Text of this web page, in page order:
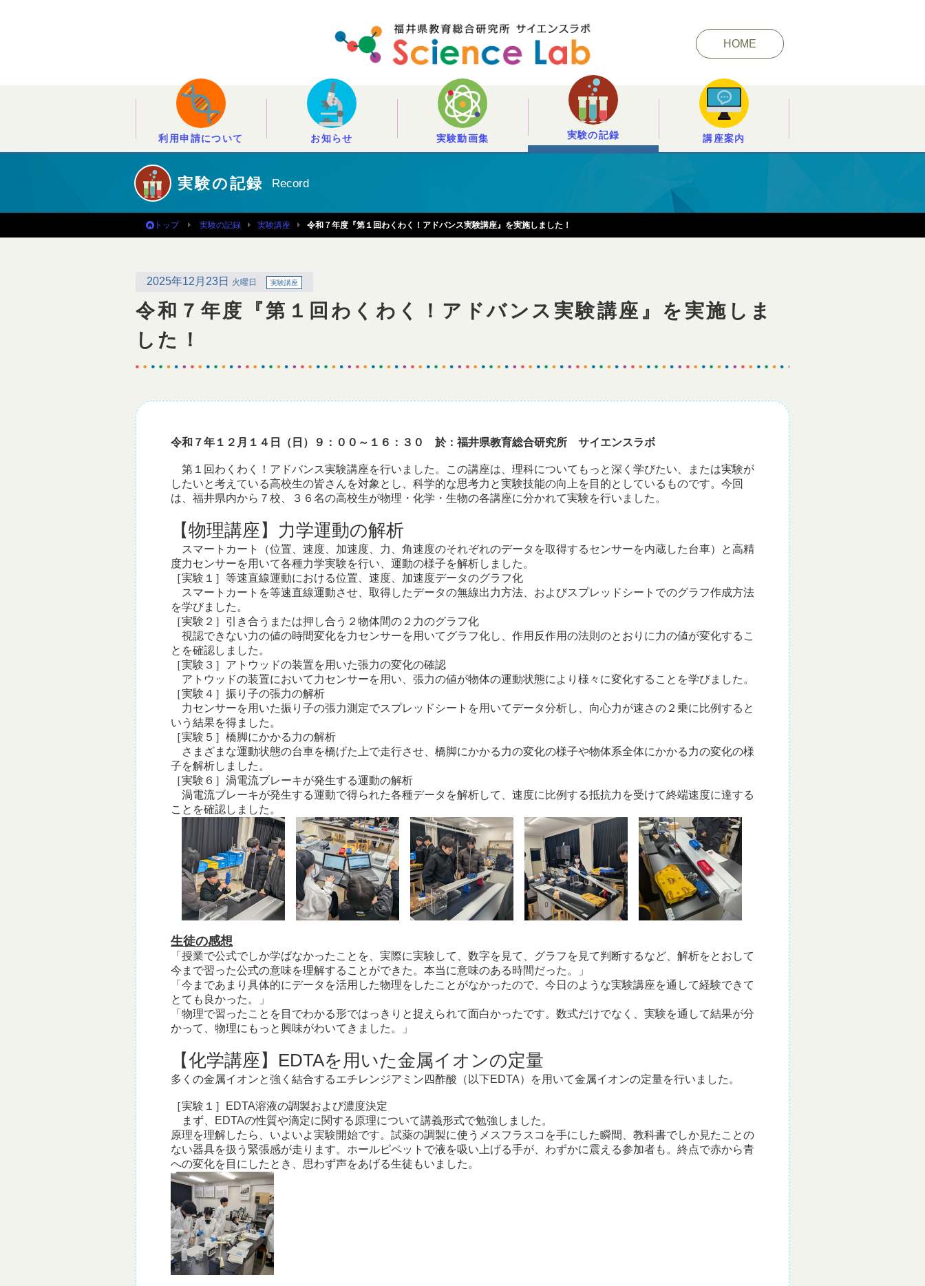
HOME
利用申請について お知らせ 実験動画集 実験の記録 講座案内
実験の記録 Record
トップ 実験の記録 実験講座 令和７年度『第１回わくわく！アドバンス実験講座』を実施しました！
2025年12月23日 火曜日 実験講座
令和７年度『第１回わくわく！アドバンス実験講座』を実施しま
した！
令和７年１２月１４日（日）９：００～１６：３０ 於：福井県教育総合研究所 サイエンスラボ
第１回わくわく！アドバンス実験講座を行いました。この講座は、理科についてもっと深く学びたい、または実験が
したいと考えている高校生の皆さんを対象とし、科学的な思考力と実験技能の向上を目的としているものです。今回
は、福井県内から７校、３６名の高校生が物理・化学・生物の各講座に分かれて実験を行いました。
【物理講座】力学運動の解析
スマートカート（位置、速度、加速度、力、角速度のそれぞれのデータを取得するセンサーを内蔵した台車）と高精
度力センサーを用いて各種力学実験を行い、運動の様子を解析しました。
［実験１］等速直線運動における位置、速度、加速度データのグラフ化
スマートカートを等速直線運動させ、取得したデータの無線出力方法、およびスプレッドシートでのグラフ作成方法
を学びました。
［実験２］引き合うまたは押し合う２物体間の２力のグラフ化
視認できない力の値の時間変化を力センサーを用いてグラフ化し、作用反作用の法則のとおりに力の値が変化するこ
とを確認しました。
［実験３］アトウッドの装置を用いた張力の変化の確認
アトウッドの装置において力センサーを用い、張力の値が物体の運動状態により様々に変化することを学びました。
［実験４］振り子の張力の解析
力センサーを用いた振り子の張力測定でスプレッドシートを用いてデータ分析し、向心力が速さの２乗に比例すると
いう結果を得ました。
［実験５］橋脚にかかる力の解析
さまざまな運動状態の台車を橋げた上で走行させ、橋脚にかかる力の変化の様子や物体系全体にかかる力の変化の様
子を解析しました。
［実験６］渦電流ブレーキが発生する運動の解析
渦電流ブレーキが発生する運動で得られた各種データを解析して、速度に比例する抵抗力を受けて終端速度に達する
ことを確認しました。
生徒の感想
「授業で公式でしか学ばなかったことを、実際に実験して、数字を見て、グラフを見て判断するなど、解析をとおして
今まで習った公式の意味を理解することができた。本当に意味のある時間だった。」
「今まであまり具体的にデータを活用した物理をしたことがなかったので、今日のような実験講座を通して経験できて
とても良かった。」
「物理で習ったことを目でわかる形ではっきりと捉えられて面白かったです。数式だけでなく、実験を通して結果が分
かって、物理にもっと興味がわいてきました。」
【化学講座】EDTAを用いた金属イオンの定量
多くの金属イオンと強く結合するエチレンジアミン四酢酸（以下EDTA）を用いて金属イオンの定量を行いました。
［実験１］EDTA溶液の調製および濃度決定
まず、EDTAの性質や滴定に関する原理について講義形式で勉強しました。
原理を理解したら、いよいよ実験開始です。試薬の調製に使うメスフラスコを手にした瞬間、教科書でしか見たことの
ない器具を扱う緊張感が走ります。ホールピペットで液を吸い上げる手が、わずかに震える参加者も。終点で赤から青
への変化を目にしたとき、思わず声をあげる生徒もいました。